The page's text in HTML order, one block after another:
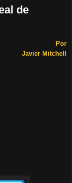
de
Por
Javier Mitchell